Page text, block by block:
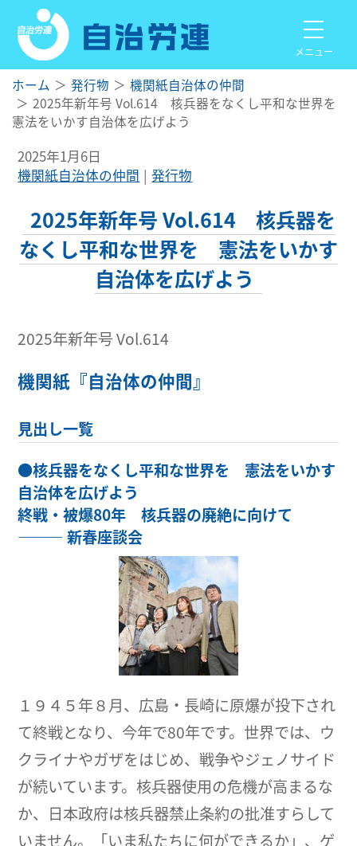
メニュー
ホーム 発行物
機関紙自治体の仲間
2025年新年号 Vol.614 核兵器をなくし平和な世界を
憲法をいかす自治体を広げよう
2025年1月6日
機関紙自治体の仲間
発行物
2025年新年号 Vol.614 核兵器を
なくし平和な世界を 憲法をいかす
自治体を広げよう
2025年新年号 Vol.614
機関紙『自治体の仲間』
見出し一覧
●核兵器をなくし平和な世界を 憲法をいかす
自治体を広げよう
終戦・被爆80年 核兵器の廃絶に向けて
――― 新春座談会
１９４５年８月、広島・長崎に原爆が投下され
て終戦となり、今年で80年です。世界では、ウ
クライナやガザをはじめ、戦争やジェノサイド
が続いています。核兵器使用の危機が高まるな
か、日本政府は核兵器禁止条約の批准すらして
いません。「いま私たちに何ができるか」、ゲ